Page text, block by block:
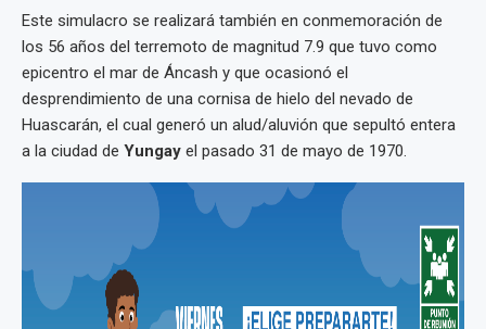
Este simulacro se realizará también en conmemoración de
los 56 años del terremoto de magnitud 7.9 que tuvo como
epicentro el mar de Áncash y que ocasionó el
desprendimiento de una cornisa de hielo del nevado de
Huascarán, el cual generó un alud/aluvión que sepultó entera
a la ciudad de Yungay el pasado 31 de mayo de 1970.